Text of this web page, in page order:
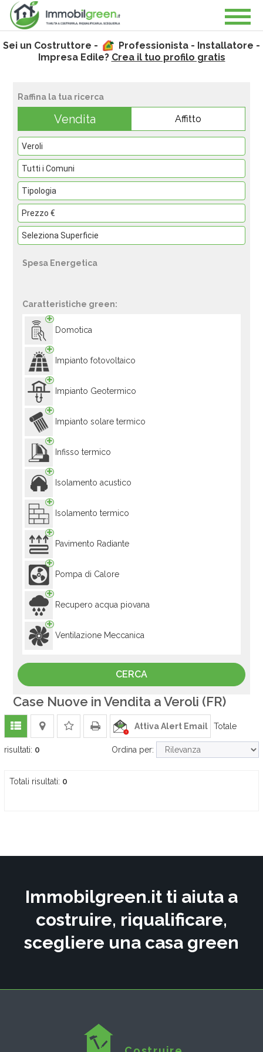
Sei un Costruttore -
Professionista - Installatore -
Impresa Edile? Crea il tuo profilo gratis
Raffina la tua ricerca
Vendita Affitto
Spesa Energetica
Caratteristiche green:
Domotica
Impianto fotovoltaico
Impianto Geotermico
Impianto solare termico
Infisso termico
Isolamento acustico
Isolamento termico
Pavimento Radiante
Pompa di Calore
Recupero acqua piovana
Ventilazione Meccanica
Case Nuove in Vendita a Veroli (FR)
Attiva Alert Email Totale
risultati: 0 Ordina per:
Totali risultati: 0
Immobilgreen.it ti aiuta a
costruire, riqualificare,
scegliere una casa green